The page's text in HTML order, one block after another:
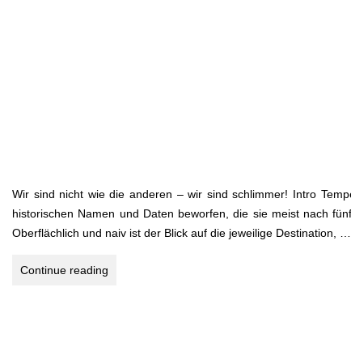
Wir sind nicht wie die anderen – wir sind schlimmer! Intro
historischen Namen und Daten beworfen, die sie meist nach
Oberflächlich und naiv ist der Blick auf die jeweilige Destination, …
Continue reading